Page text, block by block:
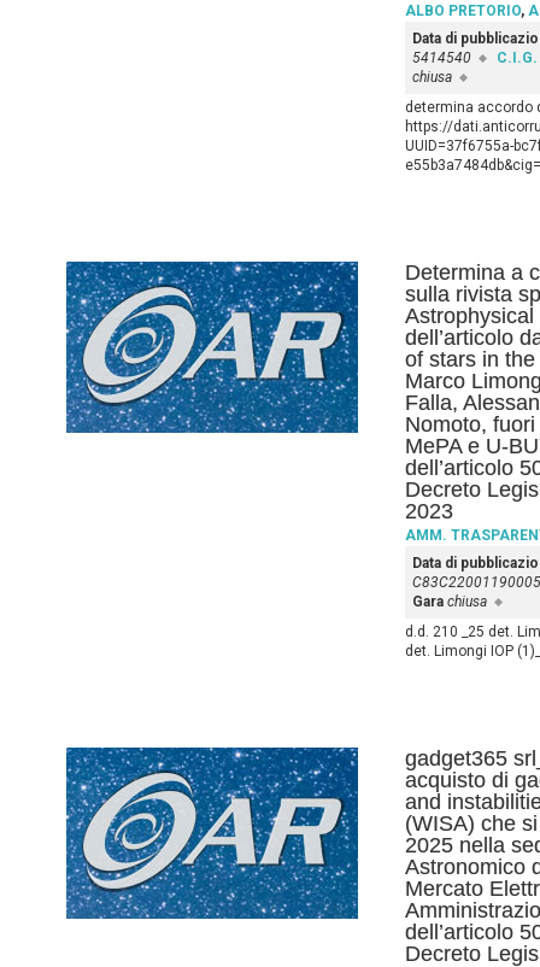
ALBO PRETORIO,
Data di
5414540
C.I.G.
chiusa
determina accordo
https://
UUID=37f6755a-
Determina a
sulla rivista
Astrophysical
dell’articolo
of stars in the
Marco
Falla,
Nomoto,
MePA e U-
dell’articolo
Decreto
2023
AMM.
Data di
C83C22001190005
Gara chiusa
d.d. 210 _25 det.
det. Limongi IOP
gadget365
acquisto di
and
(WISA) che
2025 nella
Astronomico
Mercato
dell’articolo
Decreto